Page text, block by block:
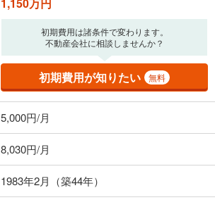
1,150万円
初期費用は諸条件で変わります。
不動産会社に相談しませんか？
初期費用が知りたい 無料
5,000円/月
8,030円/月
1983年2月（築44年）